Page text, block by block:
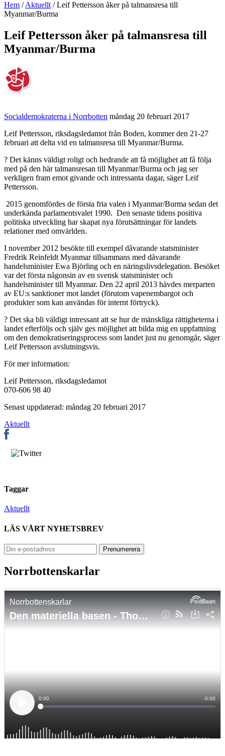
Hem /Aktuellt /Leif Pettersson åker på talmansresa till
Myanmar/Burma
Leif Pettersson åker på talmansresa till
Myanmar/Burma
Socialdemokraterna i Norrbotten måndag 20 februari 2017
Leif Pettersson, riksdagsledamot från Boden, kommer den 21-27
februari att delta vid en talmansresa till Myanmar/Burma.
? Det känns väldigt roligt och hedrande att få möjlighet att få följa
med på den här talmansresan till Myanmar/Burma och jag ser
verkligen fram emot givande och intressanta dagar, säger Leif
Pettersson.
2015 genomfördes de första fria valen i Myanmar/Burma sedan det
underkända parlamentsvalet 1990. Den senaste tidens positiva
politiska utveckling har skapat nya förutsättningar för landets
relationer med omvärlden.
I november 2012 besökte till exempel dåvarande statsminister
Fredrik Reinfeldt Myanmar tillsammans med dåvarande
handelsminister Ewa Björling och en näringslivsdelegation. Besöket
var det första någonsin av en svensk statsminister och
handelsminister till Myanmar. Den 22 april 2013 hävdes merparten
av EU:s sanktioner mot landet (förutom vapenembargot och
produkter som kan användas för internt förtryck).
? Det ska bli väldigt intressant att se hur de mänskliga rättigheterna i
landet efterföljs och själv ges möjlighet att bilda mig en uppfattning
om den demokratiseringsprocess som landet just nu genomgår, säger
Leif Pettersson avslutningsvis.
För mer information:
Leif Pettersson, riksdagsledamot
070-606 98 40
Senast uppdaterad: måndag 20 februari 2017
Aktuellt
Taggar
Aktuellt
LÄS VÅRT NYHETSBREV
Norrbottenskarlar